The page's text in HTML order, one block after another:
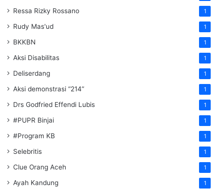
Ressa Rizky Rossano 1
Rudy Mas'ud 1
BKKBN 1
Aksi Disabilitas 1
Deliserdang 1
Aksi demonstrasi “214” 1
Drs Godfried Effendi Lubis 1
#PUPR Binjai 1
#Program KB 1
Selebritis 1
Clue Orang Aceh 1
Ayah Kandung 1